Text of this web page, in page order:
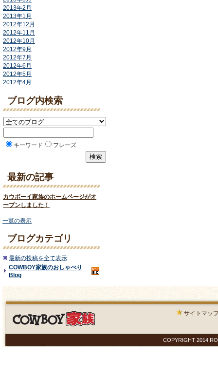
2013年2月
2013年1月
2012年12月
2012年11月
2012年10月
2012年9月
2012年7月
2012年6月
2012年5月
2012年4月
ブログ内検索
キーワード フレーズ
最新の記事
カウボーイ家族のホームページがオ
ープンしました！
一覧の表示
ブログカテゴリ
最新の投稿を全て表示
COWBOY家族のおしゃべり
Blog
サイトマッ
COPYRIGHT 2014